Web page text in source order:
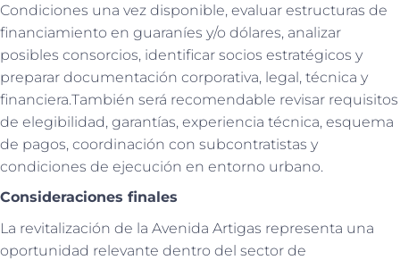
Condiciones una vez disponible, evaluar estructuras de
financiamiento en guaraníes y/o dólares, analizar
posibles consorcios, identificar socios estratégicos y
preparar documentación corporativa, legal, técnica y
financiera.También será recomendable revisar requisitos
de elegibilidad, garantías, experiencia técnica, esquema
de pagos, coordinación con subcontratistas y
condiciones de ejecución en entorno urbano.
Consideraciones finales
La revitalización de la Avenida Artigas representa una
oportunidad relevante dentro del sector de